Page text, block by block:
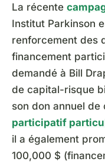
La récente
Institut Parkinson
renforcement des
financement
demandé à Bill
de capital-risque
son don annuel de
participatif
il a également
100,000 $